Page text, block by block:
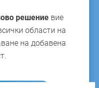
решение вие
области на
на добавена